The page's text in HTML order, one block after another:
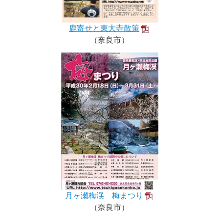
鹿寄せと東大寺散策
（奈良市）
月ヶ瀬梅渓 梅まつり
（奈良市）